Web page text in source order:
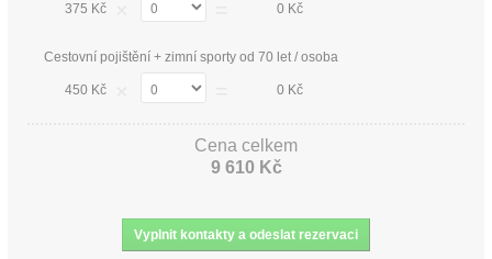
375 Kč 0 Kč
Cestovní pojištění + zimní sporty od 70 let / osoba
450 Kč 0 Kč
Cena celkem
9 610 Kč